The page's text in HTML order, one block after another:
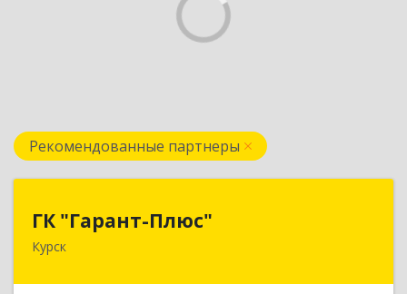
Рекомендованные партнеры
ГК "Гарант-Плюс"
Курск
305035, Курская обл, Курск г, Овечкина ул, дом